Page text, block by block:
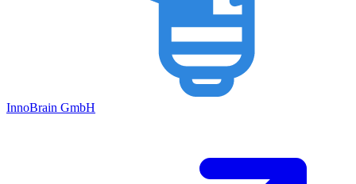
InnoBrain GmbH